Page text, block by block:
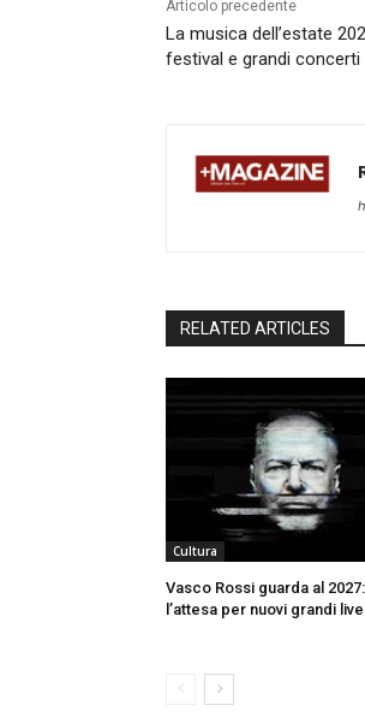
Articolo precedente
La musica dell’estate
festival e grandi concerti
RELATED ARTICLES
Cultura
Vasco Rossi guarda al
l’attesa per nuovi grandi live